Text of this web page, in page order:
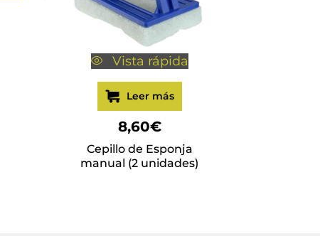
Vista rápida
Leer más
8,60€
Cepillo de Esponja
manual (2 unidades)